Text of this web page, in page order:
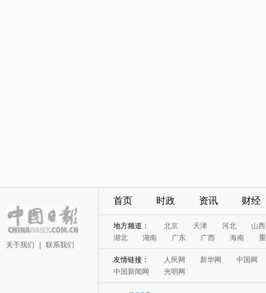
关于我们 联系我们
首页 时政 资讯 财经
地方频道： 北京 天津 河北
山西
湖北
湖南 广东 广西 海南
友情链接： 人民网 新华网
中国网
中国新闻网
光明网